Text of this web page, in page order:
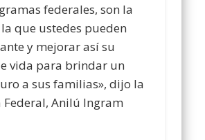
federales, son la
que ustedes pueden
y mejorar así su
vida para brindar un
a sus familias», dijo la
Federal, Anilú Ingram